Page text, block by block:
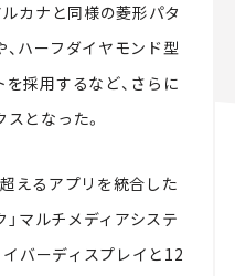
カナと同様の菱形パタ
ハーフダイヤモンド型
採用するなど、さらに
となった。
えるアプリを統合した
マルチメディアシステ
バーディスプレイと12